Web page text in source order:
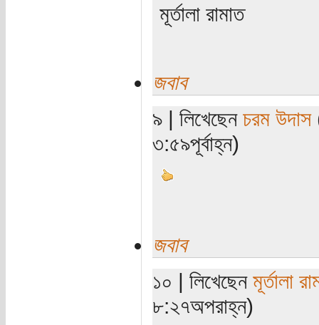
মূর্তালা রামাত
জবাব
৯ | লিখেছেন চরম উদাস
৩:৫৯পূর্বাহ্ন)
জবাব
১০ | লিখেছেন মূর্তালা
৮:২৭অপরাহ্ন)